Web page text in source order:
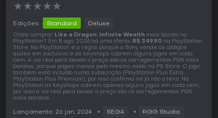
★★★★★
Edições: Standard Deluxe
Onde comprar Like a Dragon: Infinite Wealth mais barato na
PlayStation? Em 8 ago. 2026 há uma oferta, R$ 349,90 na PlayStation
Store. Na PlayStation é a regra, porque a Sony vende os códigos
quase em exclusivo e as keyshops cobrem alguns jogos em cada
cem. A via real para baixar o preço são os carregamentos PSN mais
baratos, porque pagas menos pelo mesmo saldo na PS Store. O jogo
também está incluído numa subscrição (PlayStation Plus Extra,
PlayStation Plus Premium), por isso confirma se já não o tens. Na
PlayStation as keyshops cobrem apenas alguns jogos em cada cem,
por isso a via real para baixar o preço são os carregamentos PSN
mais baratos.
Lançamento: 26 jan. 2024 SEGA RGG Studio